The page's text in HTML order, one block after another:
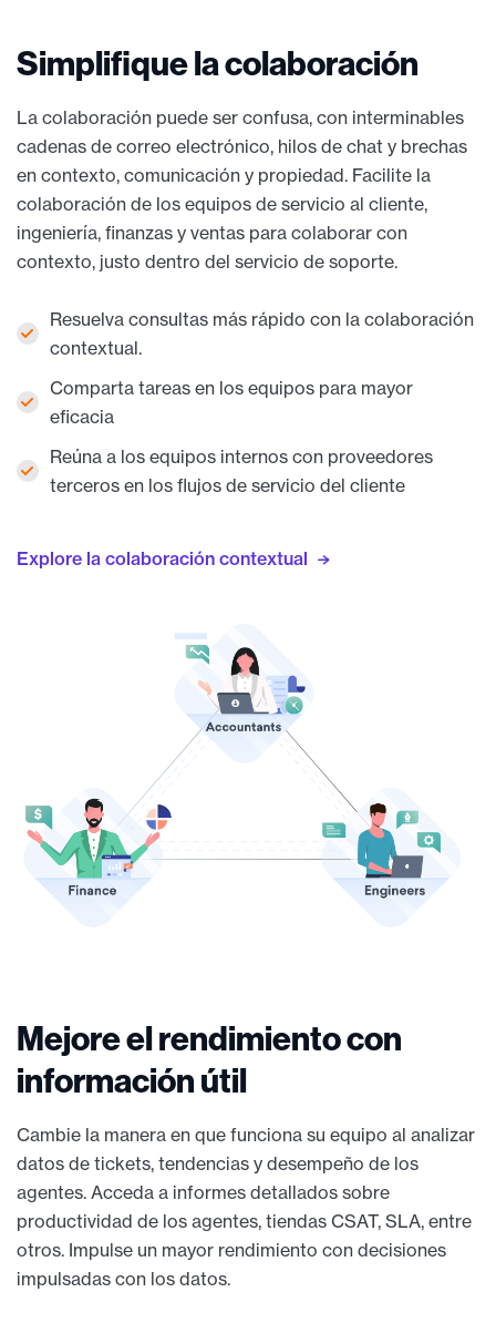
Simplifique la colaboración
La colaboración puede ser confusa, con interminables
cadenas de correo electrónico, hilos de chat y brechas
en contexto, comunicación y propiedad. Facilite la
colaboración de los equipos de servicio al cliente,
ingeniería, finanzas y ventas para colaborar con
contexto, justo dentro del servicio de soporte.
Resuelva consultas más rápido con la colaboración
contextual.
Comparta tareas en los equipos para mayor
eficacia
Reúna a los equipos internos con proveedores
terceros en los flujos de servicio del cliente
Explore la colaboración contextual
Mejore el rendimiento con
información útil
Cambie la manera en que funciona su equipo al analizar
datos de tickets, tendencias y desempeño de los
agentes. Acceda a informes detallados sobre
productividad de los agentes, tiendas CSAT, SLA, entre
otros. Impulse un mayor rendimiento con decisiones
impulsadas con los datos.